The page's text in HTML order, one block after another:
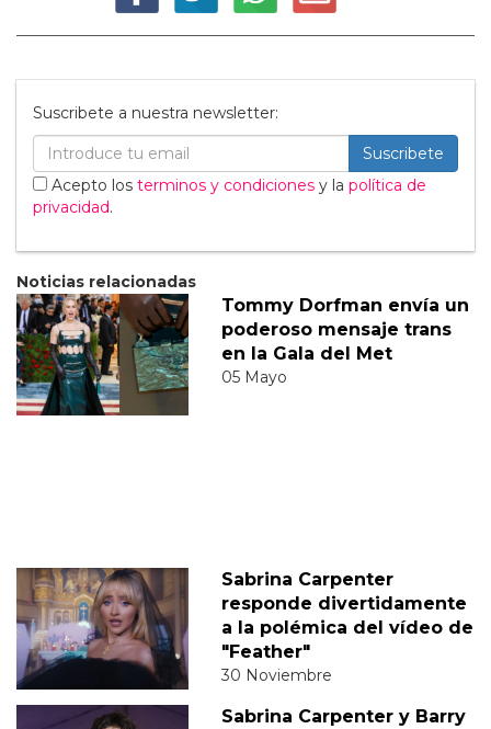
Suscribete a nuestra newsletter:
Suscribete
Acepto los terminos y condiciones y la política de
privacidad.
Noticias relacionadas
Tommy Dorfman envía un
poderoso mensaje trans
en la Gala del Met
05 Mayo
Sabrina Carpenter
responde divertidamente
a la polémica del vídeo de
"Feather"
30 Noviembre
Sabrina Carpenter y Barry